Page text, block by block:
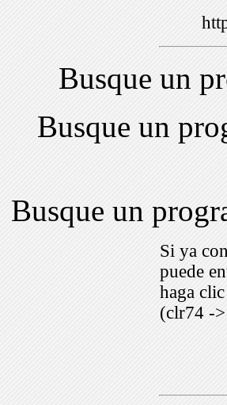
Busque un
Busque un
Busque un
Si ya
puede
haga
(clr74 -